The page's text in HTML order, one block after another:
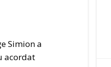
Simion a
acordat